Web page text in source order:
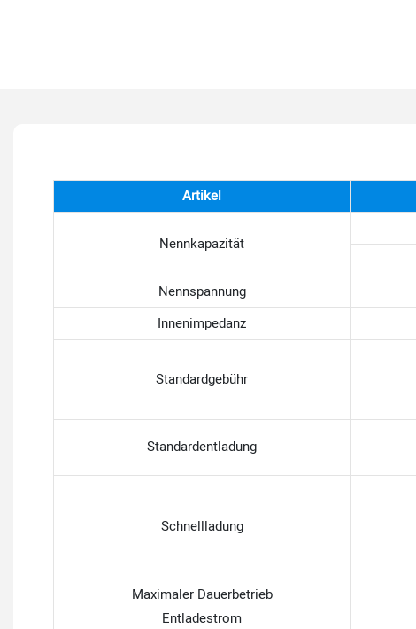
Artikel
Nennkapazität
Nennspannung
Innenimpedanz
Standardgebühr
Standardentladung
Schnellladung
Maximaler Dauerbetrieb
Entladestrom